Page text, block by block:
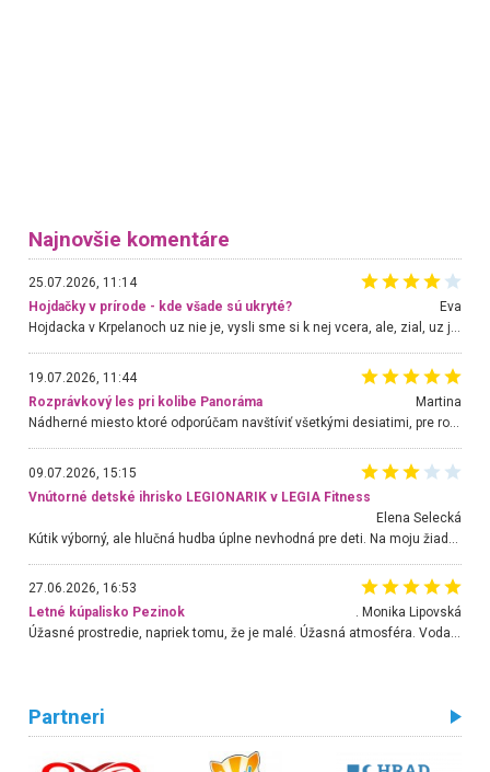
Najnovšie komentáre
25.07.2026, 11:14
Hojdačky v prírode - kde všade sú ukryté?
Eva
Hojdacka v Krpelanoch uz nie je, vysli sme si k nej vcera, ale, zial, uz je znicena. Ak sem planujete cestu len kvoli hojdacke, mozete si ju usetrit. Krasny vyhlad je tu vsak aj bez hojdacky :-)
19.07.2026, 11:44
Rozprávkový les pri kolibe Panoráma
Martina
Nádherné miesto ktoré odporúčam navštíviť všetkými desiatimi, pre rodiny s deťmi, dôchodcom... Proste a jednoducho ozaj rozprávkový les.. určite ešte prídeme. Odniesli sme si na pamiatku krásne tričká,
09.07.2026, 15:15
Vnútorné detské ihrisko LEGIONARIK v LEGIA Fitness
Elena Selecká
27.06.2026, 16:53
Letné kúpalisko Pezinok
. Monika Lipovská
Úžasné prostredie, napriek tomu, že je malé. Úžasná atmosféra. Voda fantastická a nádherná. Ľudí je pomerne veľa, ale su mili a ohľaduplní. Je veľmi zaujímavé sledovať, ako dokážu spolu športovať cudzí ľudia a bez ohľadu na vek. Vládne tu pohoda. Vnuka neviem dostať z vody. Ďakujem za krásny deň . Urcite sa sem vrátim. Jediný problém je s parkovaním, ale aj ten sa mi podarilo vyriešiť. Monika Bratislava
Partneri